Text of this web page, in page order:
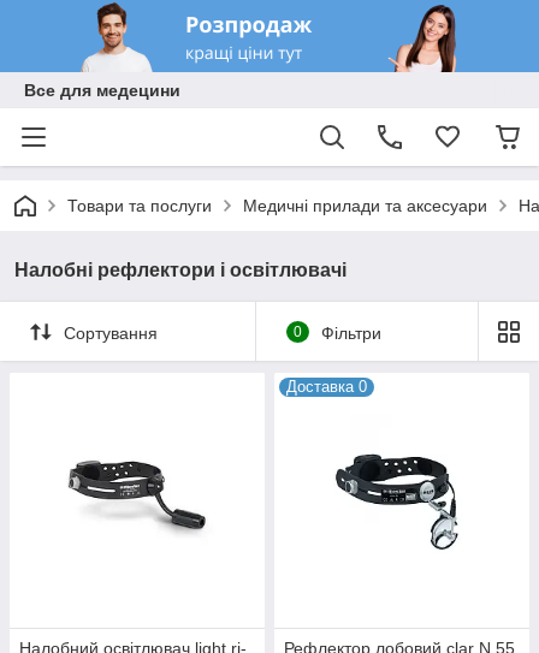
Все для медецини
Товари та послуги Медичні прилади та аксесуари
Налобні рефлектори і освітлювачі
Сортування 0 Фільтри
Налобний освітлювач light ri-
Доставка 0
Рефлектор лобовий clar N 55